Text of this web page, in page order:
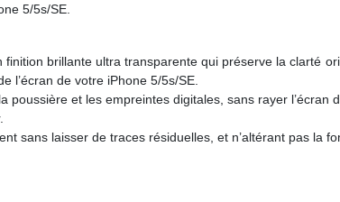
5/5s/SE.
brillante ultra transparente qui préserve la clarté
l’écran de votre iPhone 5/5s/SE.
et les empreintes digitales, sans rayer l’écran
sans laisser de traces résiduelles, et n’altérant pas la